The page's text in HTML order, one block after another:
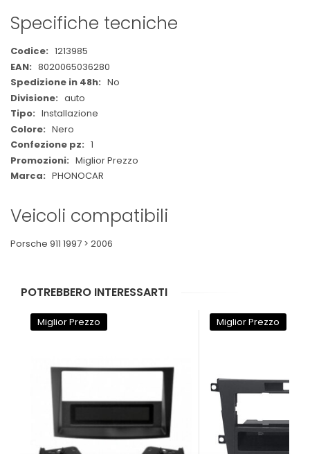
Specifiche tecniche
Maggiori
Informazioni
1213985
8020065036280
No
auto
Installazione
Nero
1
Miglior Prezzo
PHONOCAR
Veicoli compatibili
Porsche 911 1997 > 2006
POTREBBERO INTERESSARTI
Miglior Prezzo Miglior Prezzo